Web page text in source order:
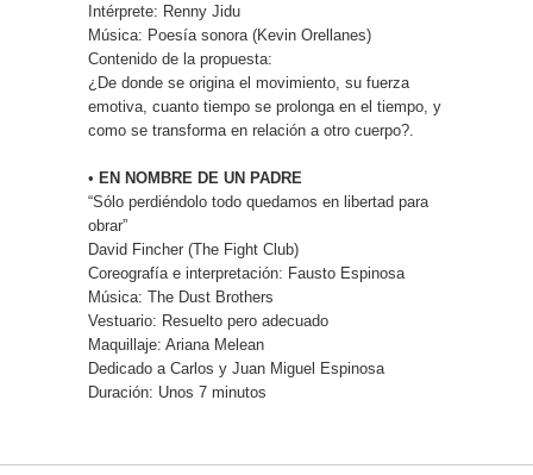
Intérprete: Renny Jidu
Música: Poesía sonora (Kevin Orellanes)
Contenido de la propuesta:
¿De donde se origina el movimiento, su fuerza
emotiva, cuanto tiempo se prolonga en el tiempo, y
como se transforma en relación a otro cuerpo?.
• EN NOMBRE DE UN PADRE
“Sólo perdiéndolo todo quedamos en libertad para
obrar”
David Fincher (The Fight Club)
Coreografía e interpretación: Fausto Espinosa
Música: The Dust Brothers
Vestuario: Resuelto pero adecuado
Maquillaje: Ariana Melean
Dedicado a Carlos y Juan Miguel Espinosa
Duración: Unos 7 minutos